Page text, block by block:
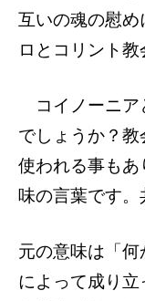
互いの魂の慰め
ロとコリント教
コイノーニア
でしょうか？
使われる事も
味の言葉です。
元の意味は「何
によって成り